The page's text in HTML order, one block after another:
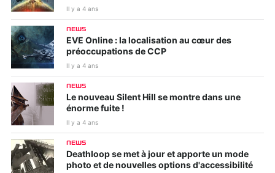
Il y a 4 ans
NEWS
EVE Online : la localisation au cœur des
préoccupations de CCP
Il y a 4 ans
NEWS
Le nouveau Silent Hill se montre dans une
énorme fuite !
Il y a 4 ans
NEWS
Deathloop se met à jour et apporte un mode
photo et de nouvelles options d'accessibilité